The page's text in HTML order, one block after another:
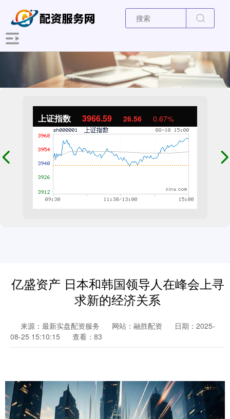
上证指数 3966.59 26.56 0.67%
亿盛资产 日本和韩国领导人在峰会上寻
求新的经济关系
来源：最新实盘配资服务 网站：融胜配资
日期：2025-
08-25 15:10:15
查看：83